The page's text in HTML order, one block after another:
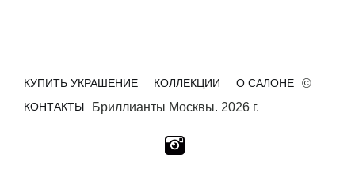
КУПИТЬ УКРАШЕНИЕ КОЛЛЕКЦИИ
О САЛОНЕ
КОНТАКТЫ
©
Бриллианты Москвы. 2026 г.